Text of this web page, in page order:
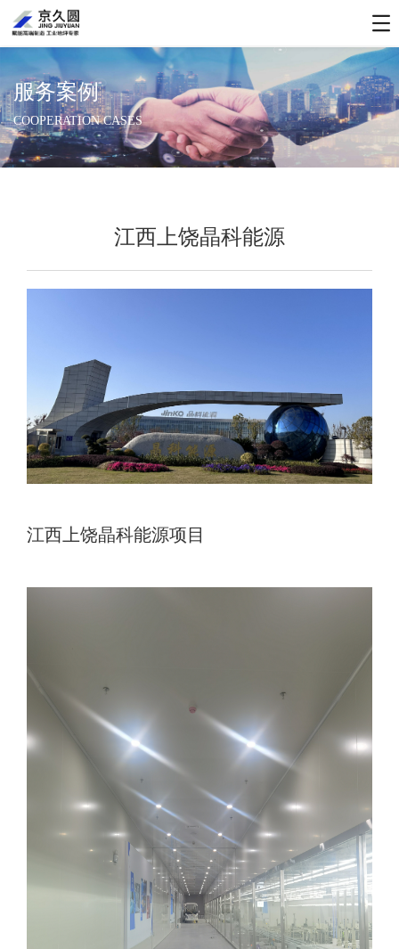
服务案例
COOPERATION CASES
江西上饶晶科能源
江西上饶晶科能源项目